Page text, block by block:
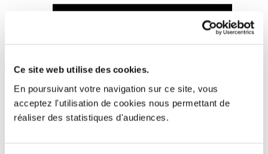
Ce site web utilise des cookies.
En poursuivant votre navigation sur ce site, vous
acceptez l'utilisation de cookies nous permettant de
réaliser des statistiques d'audiences.
Viande et climat
Valorisation de l’herbe
Autonomie des élevages
Qualité air, eau, sols
Economie de ressources